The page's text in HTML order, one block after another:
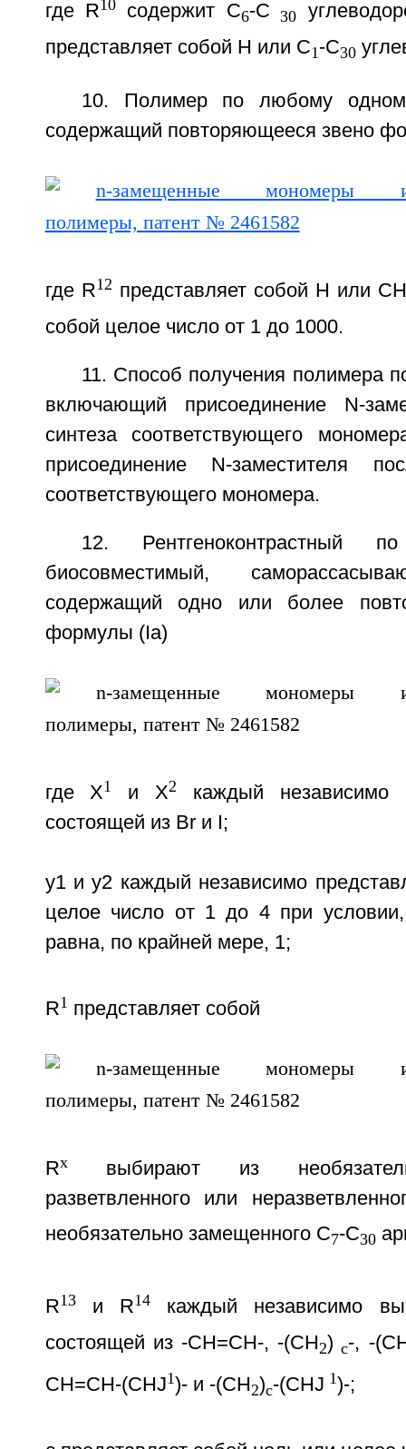
где R10 содержит С6-С 30
представляет собой Н или C1-С30
10. Полимер по любому
содержащий повторяющееся звено
где R12 представляет собой Н или СН
собой целое число от 1 до 1000.
11. Способ получения полимера
включающий присоединение N-
синтеза соответствующего
присоединение N-заместителя
соответствующего мономера.
12. Рентгеноконтрастный
биосовместимый,
содержащий одно или более
формулы (Iа)
где X1 и X2
каждый независимо
состоящей из Br и I;
у1 и у2 каждый независимо
целое число от 1 до 4 при
равна, по крайней мере, 1;
R1 представляет собой
Rxвыбирают из
разветвленного или
необязательно замещенного С7-С30
R13и R14
каждый независимо
состоящей из -СН=СН-, -(СH2) c-, -
CH=CH-(CHJ1)- и -(CH 2)c-(CHJ 1)-;